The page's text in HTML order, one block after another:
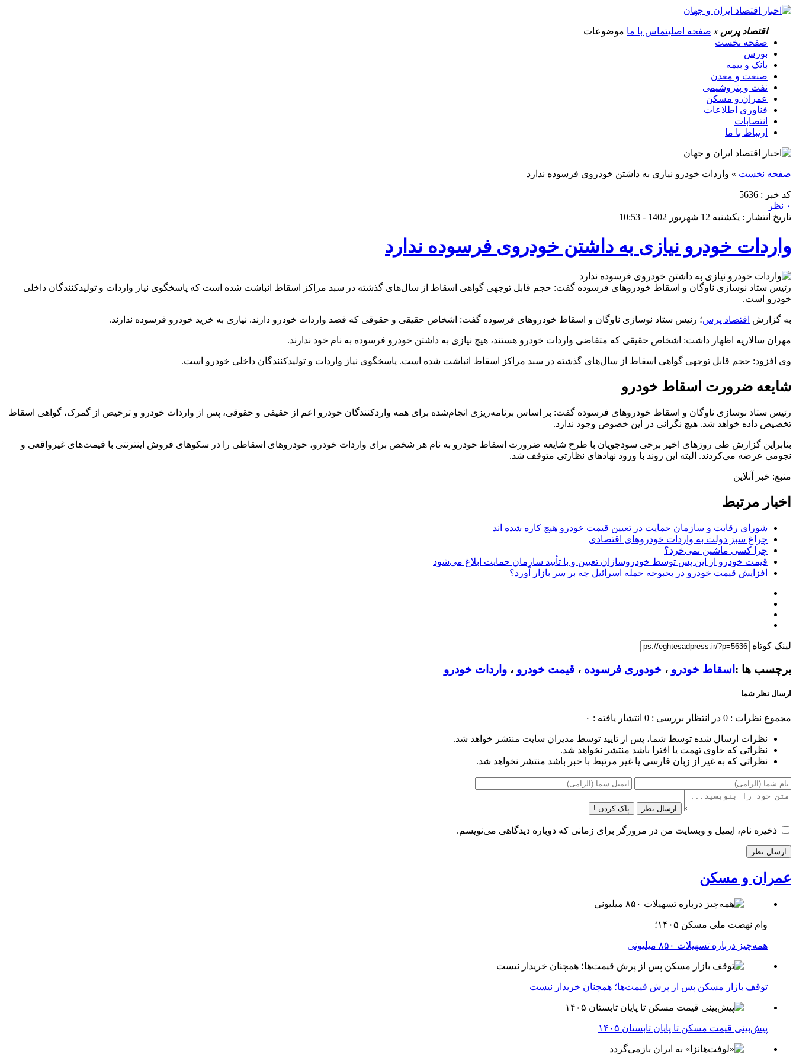
اقتصاد پرس x صفحه اصلیتماس با ما موضوعات
صفحه نخست
بورس
بانک و بیمه
صنعت و معدن
نفت و پتروشیمی
عمران و مسکن
فناوری اطلاعات
انتصابات
ارتباط با ما
صفحه نخست » واردات خودرو نیازی به داشتن خودروی فرسوده ندارد
کد خبر : 5636
۰ نظر
تاریخ انتشار : یکشنبه 12 شهریور 1402 - 10:53
واردات خودرو نیازی به داشتن خودروی فرسوده ندارد
رئیس ستاد نوسازی ناوگان و اسقاط خودروهای فرسوده گفت: حجم قابل توجهی گواهی اسقاط از سال‌های گذشته در سبد مراکز اسقاط انباشت شده است که پاسخگوی نیاز واردات و تولیدکنندگان داخلی
خودرو است.
به گزارش اقتصاد پرس؛ رئیس ستاد نوسازی ناوگان و اسقاط خودروهای فرسوده گفت: اشخاص حقیقی و حقوقی که قصد واردات خودرو دارند. نیازی به خرید خودرو فرسوده ندارند.
مهران سالاریه اظهار داشت: ‌اشخاص حقیقی که متقاضی واردات خودرو هستند، هیچ نیازی به داشتن خودرو فرسوده به نام خود ندارند.
وی افزود: حجم قابل توجهی گواهی اسقاط از سال‌های گذشته در سبد مراکز اسقاط انباشت شده است. پاسخگوی نیاز واردات و تولیدکنندگان داخلی خودرو است.
شایعه ضرورت اسقاط خودرو
رئیس ستاد نوسازی ناوگان و اسقاط خودروهای فرسوده گفت: بر اساس برنامه‌ریزی انجام‌شده برای همه واردکنندگان خودرو اعم از حقیقی و حقوقی، پس از واردات خودرو و ترخیص از گمرک، گواهی اسقاط
تخصیص داده خواهد شد. هیچ نگرانی در این خصوص وجود ندارد.
بنابراین گزارش طی روزهای اخیر برخی سودجویان با طرح شایعه ضرورت اسقاط خودرو به نام هر شخص برای واردات خودرو، خودروهای اسقاطی را در سکوهای فروش اینترنتی با قیمت‌های غیرواقعی و
نجومی عرضه می‌کردند. البته این روند با ورود نهادهای نظارتی متوقف شد.
منبع: خبر آنلاین
اخبار مرتبط
شورای رقابت و سازمان حمایت در تعیین قیمت خودرو هیچ کاره شده اند
چراغ سبز دولت به واردات خودروهای اقتصادی
چرا کسی ماشین نمی‌خرد؟
قیمت خودرو از این پس توسط خودروسازان تعیین و با تأیید سازمان حمایت ابلاغ می‌شود
افزایش قیمت خودرو در بحبوحه حمله اسرائیل چه بر سر بازار آورد؟
لینک کوتاه
برچسب ها : اسقاط خودرو ، خودوری فرسوده ، قیمت خودرو ، واردات خودرو
ارسال نظر شما
مجموع نظرات : 0 در انتظار بررسی : 0 انتشار یافته : ۰
نظرات ارسال شده توسط شما، پس از تایید توسط مدیران سایت منتشر خواهد شد.
نظراتی که حاوی تهمت یا افترا باشد منتشر نخواهد شد.
نظراتی که به غیر از زبان فارسی یا غیر مرتبط با خبر باشد منتشر نخواهد شد.
ارسال نظر پاک کردن !
ذخیره نام، ایمیل و وبسایت من در مرورگر برای زمانی که دوباره دیدگاهی می‌نویسم.
عمران و مسکن
وام نهضت ملی مسکن ۱۴۰۵؛
همه‌چیز درباره تسهیلات ۸۵۰ میلیونی
توقف بازار مسکن پس از پرش قیمت‌ها؛ همچنان خریدار نیست
پیش‌بینی قیمت مسکن تا پایان تابستان ۱۴۰۵